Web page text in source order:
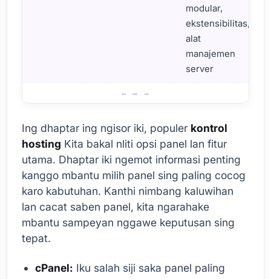
modular,
ekstensibilitas,
alat
manajemen
server
Ing dhaptar ing ngisor iki, populer kontrol
hosting Kita bakal nliti opsi panel lan fitur
utama. Dhaptar iki ngemot informasi penting
kanggo mbantu milih panel sing paling cocog
karo kabutuhan. Kanthi nimbang kaluwihan
lan cacat saben panel, kita ngarahake
mbantu sampeyan nggawe keputusan sing
tepat.
cPanel: Iku salah siji saka panel paling